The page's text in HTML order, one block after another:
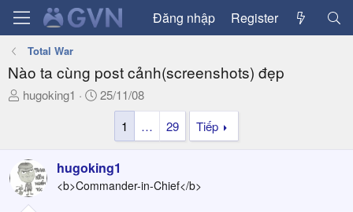
Đăng nhập Register
Total War
Nào ta cùng post cảnh(screenshots) đẹp
T
a
d
s
hugoking1
N
ử
i
25/11/08
1
… 29 Tiếp
hugoking1
<b>Commander-in-Chief</b>